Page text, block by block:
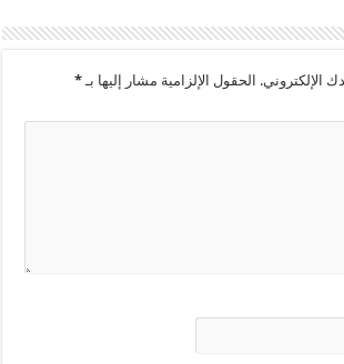
الإلكتروني. الحقول الإلزامية مشار إليها بـ*